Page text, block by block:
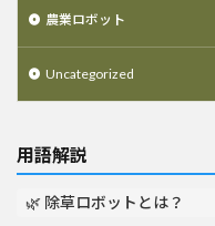
農業ロボット
Uncategorized
用語解説
🌿 除草ロボットとは？